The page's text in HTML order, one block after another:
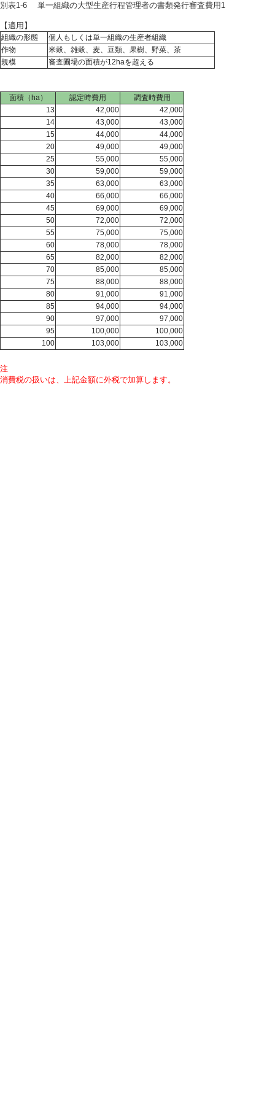
別表1-6 単一組織の大型生産行程管理者の書類発行審査費用1
【適用】
組織の形態
個人もしくは単一組織の生産者組織
作物
米穀、雑穀、麦、豆類、果樹、野菜、茶
規模
審査圃場の面積が12haを超える
面積（ha） 認定時費用
調査時費用
13
42,000
42,000
14
43,000
43,000
15
44,000
44,000
20
49,000
49,000
25
55,000
55,000
30
59,000
59,000
35
63,000
63,000
40
66,000
66,000
45
69,000
69,000
50
72,000
72,000
55
75,000
75,000
60
78,000
78,000
65
82,000
82,000
70
85,000
85,000
75
88,000
88,000
80
91,000
91,000
85
94,000
94,000
90
97,000
97,000
95
100,000
100,000
100
103,000 103,000
注
消費税の扱いは、上記金額に外税で加算します。